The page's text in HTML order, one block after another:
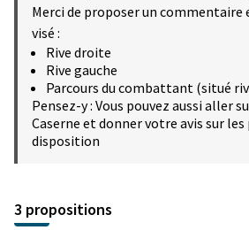
Merci de proposer un commentaire
visé :
Rive droite
Rive gauche
Parcours du combattant (situé
Pensez-y : Vous pouvez aussi aller
Caserne et donner votre avis sur les
disposition
3 propositions